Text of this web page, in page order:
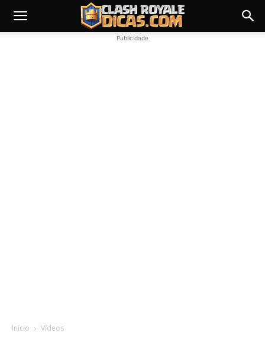
Publicidade
Início Vídeos